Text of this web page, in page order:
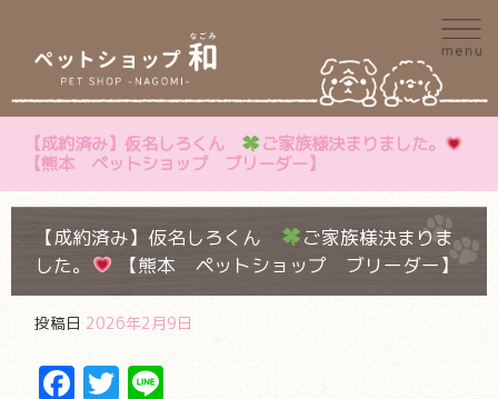
【成約済み】仮名しろくん
ご家族様決まりました。
【熊本 ペットショップ ブリーダー】
【成約済み】仮名しろくん
ご家族様決まりま
した。
【熊本 ペットショップ ブリーダー】
投稿日 2026年2月9日
Facebook
Twitter